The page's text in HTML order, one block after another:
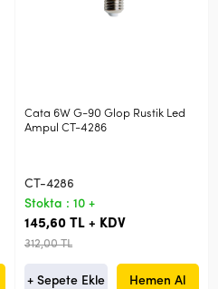
Cata 6W G-90 Glop Rustik Led
Ampul CT-4286
CT-4286
Stokta : 10 +
145,60 TL + KDV
312,00 TL
+ Sepete Ekle Hemen Al